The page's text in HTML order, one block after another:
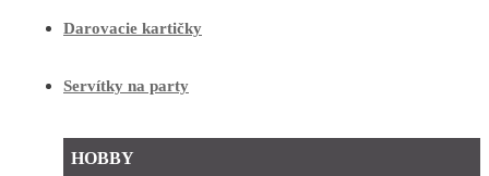
Darovacie kartičky
Servítky na party
HOBBY